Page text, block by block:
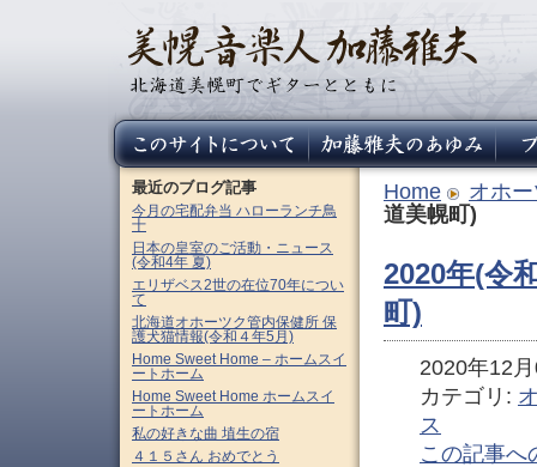
Home
オホ
道美幌町)
2020年(令
町)
2020年12
カテゴリ:
ス
この記事へ
最近のブログ記事
今月の宅配弁当 ハローランチ鳥
十
日本の皇室のご活動・ニュース
(令和4年 夏)
エリザベス2世の在位70年につい
て
北海道オホーツク管内保健所 保
護犬猫情報(令和４年5月)
Home Sweet Home – ホームスイ
ートホーム
Home Sweet Home ホームスイ
ートホーム
私の好きな曲 埴生の宿
４１５さん おめでとう